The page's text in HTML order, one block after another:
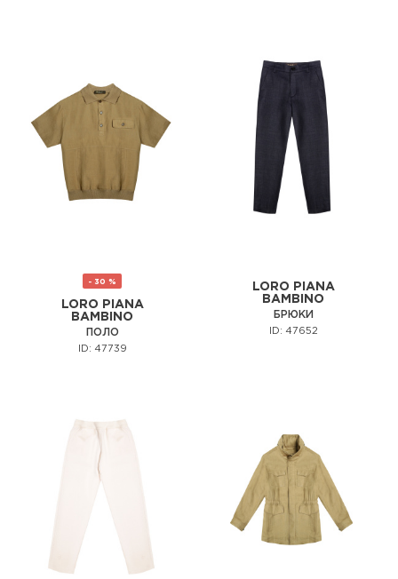
- 30 %
LORO PIANA
BAMBINO
ПОЛО
ID: 47739
LORO PIANA
BAMBINO
БРЮКИ
ID: 47652